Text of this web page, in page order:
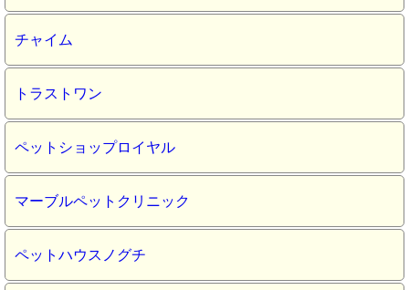
チャイム
トラストワン
ペットショップロイヤル
マーブルペットクリニック
ペットハウスノグチ